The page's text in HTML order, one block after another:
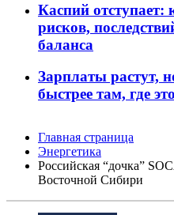
Каспий отступает:
рисков,
баланса
Зарплаты растут,
быстрее там, где
Главная страница
Энергетика
Российская “дочка”
Восточной Сибири